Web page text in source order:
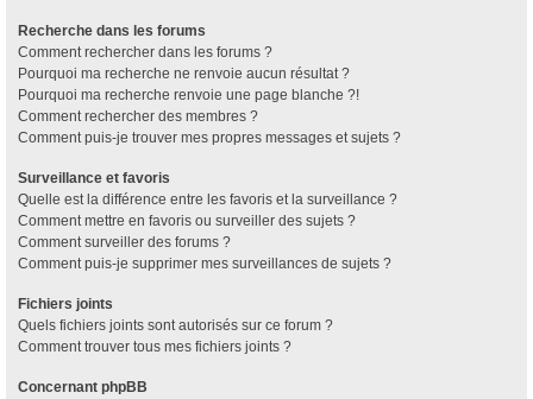
Recherche dans les forums
Comment rechercher dans les forums ?
Pourquoi ma recherche ne renvoie aucun résultat ?
Pourquoi ma recherche renvoie une page blanche ?!
Comment rechercher des membres ?
Comment puis-je trouver mes propres messages et sujets ?
Surveillance et favoris
Quelle est la différence entre les favoris et la surveillance ?
Comment mettre en favoris ou surveiller des sujets ?
Comment surveiller des forums ?
Comment puis-je supprimer mes surveillances de sujets ?
Fichiers joints
Quels fichiers joints sont autorisés sur ce forum ?
Comment trouver tous mes fichiers joints ?
Concernant phpBB